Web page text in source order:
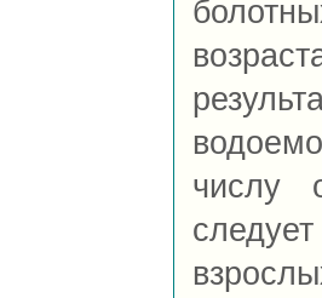
числу